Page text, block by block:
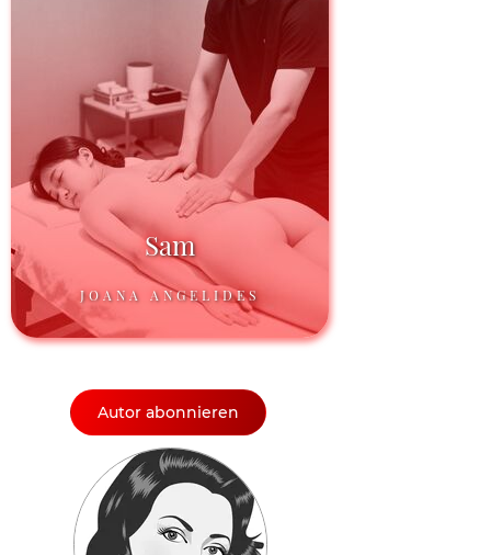
Sam
JOANA ANGELIDES
Autor abonnieren